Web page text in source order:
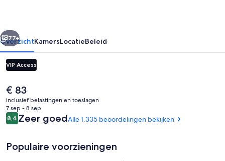
Exterieur
Volgende
77+
OverzichtKamersLocatieBeleid
VIP Access
De
huidige
prijs
is
€ 83
€ 83
inclusief belastingen en toeslagen
7 sep - 8 sep
Beoordelingen
8,48,4 op 10 –
Zeer goedAlle 1.335 beoordelingen bekijken
Populaire voorzieningen